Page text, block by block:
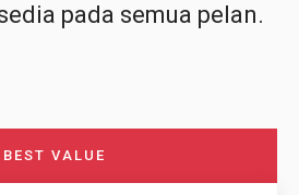
pada semua pelan.